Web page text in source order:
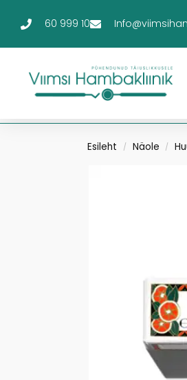
60 999 10
Esileht / Näole /